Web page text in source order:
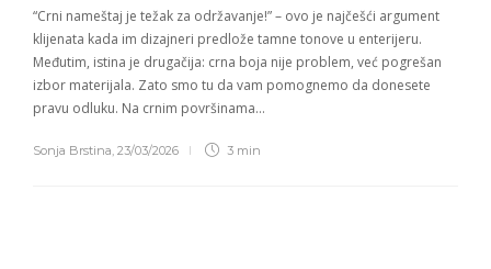
“Crni nameštaj je težak za održavanje!” – ovo je najčešći argument
klijenata kada im dizajneri predlože tamne tonove u enterijeru.
Međutim, istina je drugačija: crna boja nije problem, već pogrešan
izbor materijala. Zato smo tu da vam pomognemo da donesete
pravu odluku. Na crnim površinama…
Sonja Brstina 23/03/2026 3 min